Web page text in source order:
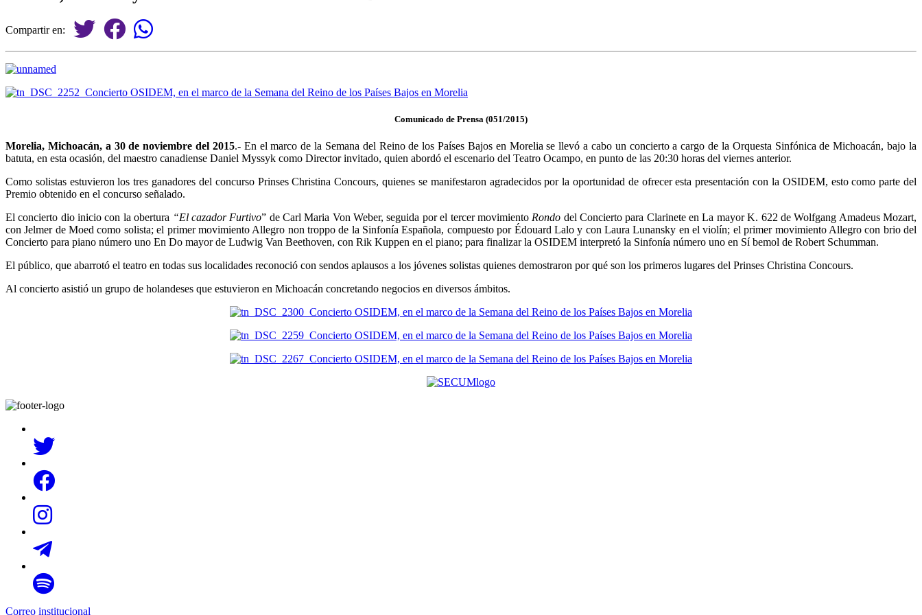
Compartir en:
Comunicado de Prensa (051/2015)
Morelia, Michoacán, a 30 de noviembre del 2015.- En el marco de la Semana del Reino de los Países Bajos en Morelia se llevó a cabo un concierto a cargo de la Orquesta Sinfónica de Michoacán, bajo la
batuta, en esta ocasión, del maestro canadiense Daniel Myssyk como Director invitado, quien abordó el escenario del Teatro Ocampo, en punto de las 20:30 horas del viernes anterior.
Como solistas estuvieron los tres ganadores del concurso Prinses Christina Concours, quienes se manifestaron agradecidos por la oportunidad de ofrecer esta presentación con la OSIDEM, esto como parte del
Premio obtenido en el concurso señalado.
El concierto dio inicio con la obertura “El cazador Furtivo” de Carl Maria Von Weber, seguida por el tercer movimiento Rondo del Concierto para Clarinete en La mayor K. 622 de Wolfgang Amadeus Mozart,
con Jelmer de Moed como solista; el primer movimiento Allegro non troppo de la Sinfonía Española, compuesto por Édouard Lalo y con Laura Lunansky en el violín; el primer movimiento Allegro con brio del
Concierto para piano número uno En Do mayor de Ludwig Van Beethoven, con Rik Kuppen en el piano; para finalizar la OSIDEM interpretó la Sinfonía número uno en Sí bemol de Robert Schumman.
El público, que abarrotó el teatro en todas sus localidades reconoció con sendos aplausos a los jóvenes solistas quienes demostraron por qué son los primeros lugares del Prinses Christina Concours.
Al concierto asistió un grupo de holandeses que estuvieron en Michoacán concretando negocios en diversos ámbitos.
Correo institucional